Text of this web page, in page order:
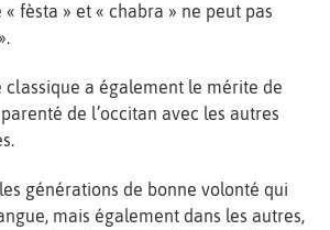
fèsta » et « chabra » ne peut pas
classique a également le mérite de
de l’occitan avec les autres
générations de bonne volonté qui
mais également dans les autres,